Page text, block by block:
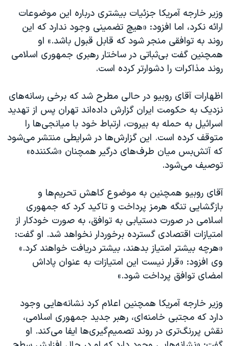
وزیر خارجه آمریکا جزئیات بیشتری درباره این موضوعات
ارائه نکرد، اما افزود: «هیچ تضمینی وجود ندارد که این
روند به توافقی منجر شود که قابل قبول باشد.» او
همچنین گفت بی‌ثباتی در ساختار رهبری جمهوری اسلامی
روند مذاکرات را دشوارتر کرده است.
اظهارات آقای روبیو در حالی مطرح شد که برخی رسانه‌های
نزدیک به حکومت ایران گزارش داده‌اند تهران پس از تهدید
اسرائیل به حمله به بیروت، ارتباط خود با میانجی‌ها را
متوقف کرده است. این گزارش‌ها در شرایطی منتشر می‌شود
که آتش‌بس میان طرف‌های درگیر همچنان «شکننده»
توصیف می‌شود.
آقای روبیو همچنین به موضوع کاهش تحریم‌ها و
بازگشایی تنگه هرمز پرداخت و تاکید کرد که جمهوری
اسلامی در صورت دستیابی به توافق، به صورت خودکار از
امتیازات اقتصادی گسترده برخوردار نخواهد شد. او گفت:
«هرچه بیشتر امتیاز بدهند، بیشتر دریافت خواهند کرد.»
وی افزود: «قرار نیست این امتیازات به عنوان پاداش
امضای توافق پرداخت شود.»
وزیر خارجه آمریکا همچنین اعلام کرد نشانه‌هایی وجود
دارد که مجتبی خامنه‌ای، رهبر جدید جمهوری اسلامی،
نقش پررنگ‌تری در روند تصمیم‌گیری‌ها ایفا می‌کند. او